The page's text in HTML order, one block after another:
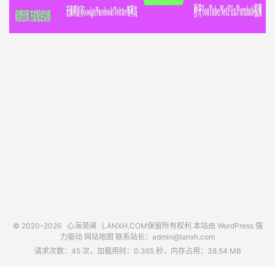
© 2020-2026 心海漪澜 LANXH.COM保留所有权利 本站由 WordPress 强
力驱动 网站地图 联系站长： admin@lanxh.com
请求次数：45 次，加载用时：0.365 秒，内存占用：38.54 MB